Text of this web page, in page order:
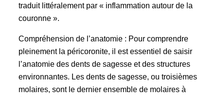
traduit littéralement par « inflammation autour de la
couronne ».
Compréhension de l’anatomie : Pour comprendre
pleinement la péricoronite, il est essentiel de saisir
l’anatomie des dents de sagesse et des structures
environnantes. Les dents de sagesse, ou troisièmes
molaires, sont le dernier ensemble de molaires à